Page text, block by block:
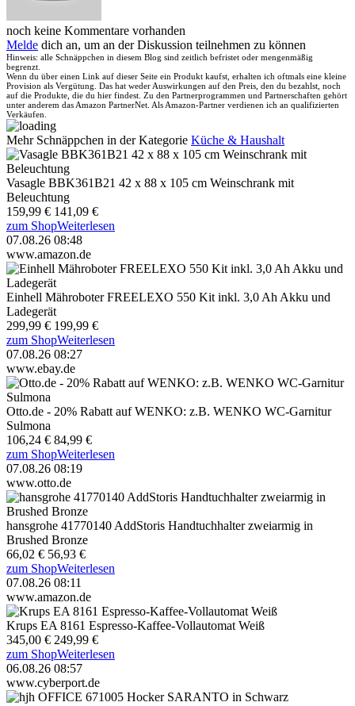
noch keine Kommentare vorhanden
Melde dich an, um an der Diskussion teilnehmen zu können
Hinweis: alle Schnäppchen in diesem Blog sind zeitlich befristet oder mengenmäßig
begrenzt.
Wenn du über einen Link auf dieser Seite ein Produkt kaufst, erhalten ich oftmals eine kleine
Provision als Vergütung. Das hat weder Auswirkungen auf den Preis, den du bezahlst, noch
auf die Produkte, die du hier findest. Zu den Partnerprogrammen und Partnerschaften gehört
unter anderem das Amazon PartnerNet. Als Amazon-Partner verdienen ich an qualifizierten
Verkäufen.
Mehr Schnäppchen in der Kategorie Küche & Haushalt
Vasagle BBK361B21 42 x 88 x 105 cm Weinschrank mit
Beleuchtung
159,99 € 141,09 €
zum ShopWeiterlesen
07.08.26 08:48
www.amazon.de
Einhell Mähroboter FREELEXO 550 Kit inkl. 3,0 Ah Akku und
Ladegerät
299,99 € 199,99 €
zum ShopWeiterlesen
07.08.26 08:27
www.ebay.de
Otto.de - 20% Rabatt auf WENKO: z.B. WENKO WC-Garnitur
Sulmona
106,24 € 84,99 €
zum ShopWeiterlesen
07.08.26 08:19
www.otto.de
hansgrohe 41770140 AddStoris Handtuchhalter zweiarmig in
Brushed Bronze
66,02 € 56,93 €
zum ShopWeiterlesen
07.08.26 08:11
www.amazon.de
Krups EA 8161 Espresso-Kaffee-Vollautomat Weiß
345,00 € 249,99 €
zum ShopWeiterlesen
06.08.26 08:57
www.cyberport.de